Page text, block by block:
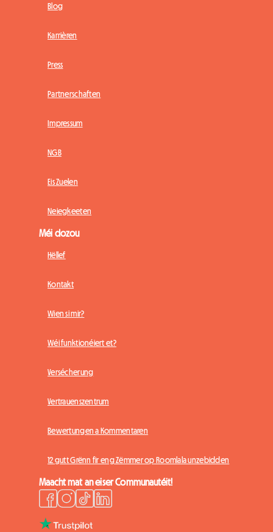
Blog
Karrièren
Press
Partnerschaften
Impressum
NGB
Eis Zuelen
Neiegkeeten
Méi dozou
Hëllef
Kontakt
Wien si mir?
Wéi funktionéiert et?
Versécherung
Vertrauenszentrum
Bewertungen a Kommentaren
12 gutt Grënn fir eng Zëmmer op Roomlala unzebidden
Maacht mat an eiser Communautéit!